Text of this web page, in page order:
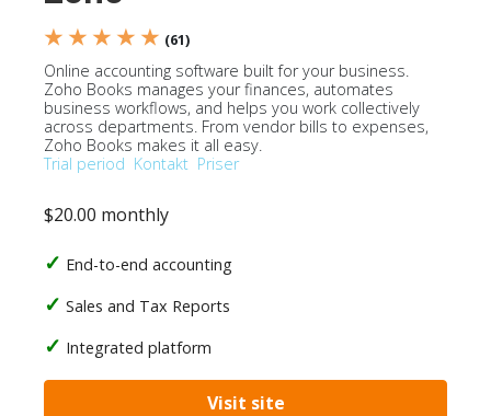
★ ★ ★ ★ ★ (61)
Online accounting software built for your business.
Zoho Books manages your finances, automates
business workflows, and helps you work collectively
across departments. From vendor bills to expenses,
Zoho Books makes it all easy.
Trial period Kontakt Priser
$20.00 monthly
End-to-end accounting
Sales and Tax Reports
Integrated platform
Visit site